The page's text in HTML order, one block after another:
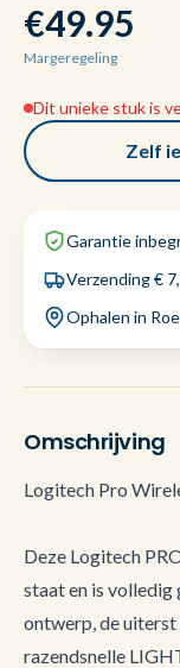
€49.95
Margeregeling
Dit unieke stuk is
Zelf
Garantie
Verzending €
Ophalen in
Omschrijving
Logitech Pro
Deze Logitech
staat en is
ontwerp, de uiterst
razendsnelle